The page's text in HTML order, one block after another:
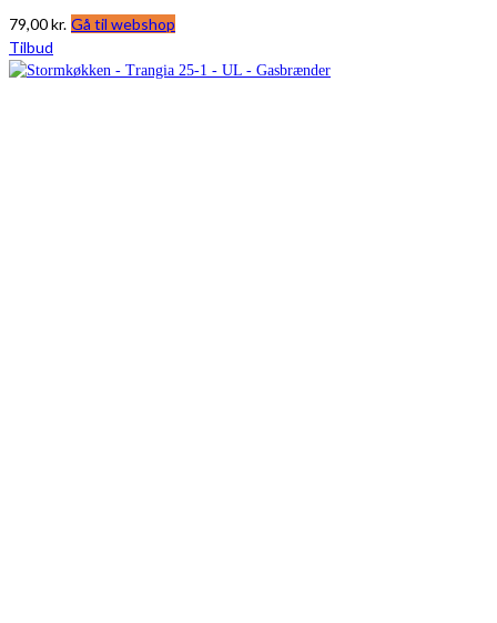
79,00kr. Gå til webshop
Tilbud